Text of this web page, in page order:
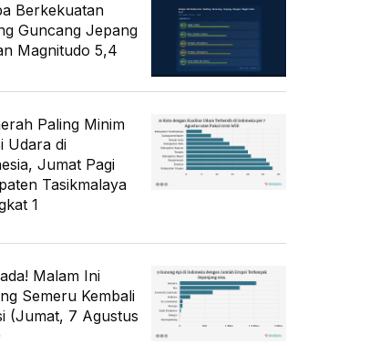
Berkekuatan
Guncang Jepang
Magnitudo 5,4
Paling Minim
Udara di
Jumat Pagi
Tasikmalaya
1
Malam Ini
Semeru Kembali
(Jumat, 7 Agustus